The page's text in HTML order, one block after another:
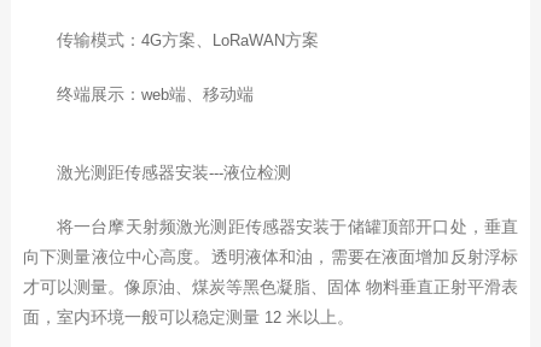
传输模式： 4G方案、 LoRaWAN方案
终端展示： web端、移动端
激光测距传感器安装---液位检测
将一台摩天射频激光测距传感器安装于储罐顶部开口处，垂直
向下测量液位中心高度。透明液体和油，需要在液面增加反射浮标
才可以测量。像原油、煤炭等黑色凝脂、固体 物料垂直正射平滑表
面，室内环境一般可以稳定测量12 米以上。